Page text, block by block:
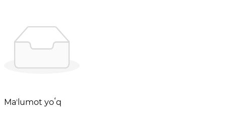
Maʼlumot yoʻq